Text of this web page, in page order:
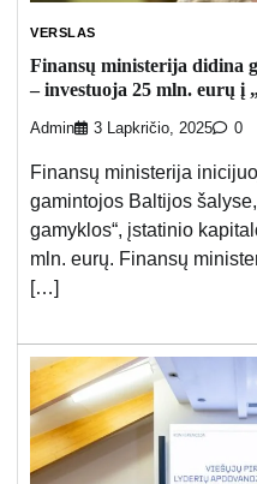
VERSLAS
Finansų ministerija didina
– investuoja 25 mln. eurų į
Admin 3 Lapkričio, 2025 0
Finansų ministerija
gamintojos Baltijos
gamyklos“, įstatinio
mln. eurų. Finansų
[…]